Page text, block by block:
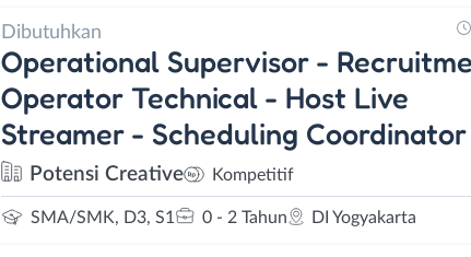
Dibutuhkan
Operational Supervisor -
Operator Technical - Host Live
Streamer - Scheduling Coordinator
Potensi Creative Kompetitif
SMA/SMK, D3, S1 0 - 2 Tahun DI Yogyakarta